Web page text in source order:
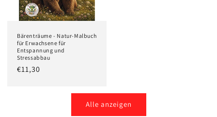
Bärenträume - Natur-Malbuch
für Erwachsene für
Entspannung und
Stressabbau
Normaler
€11,30
Alle anzeigen